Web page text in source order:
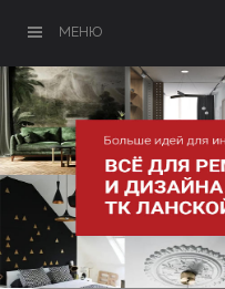
МЕНЮ